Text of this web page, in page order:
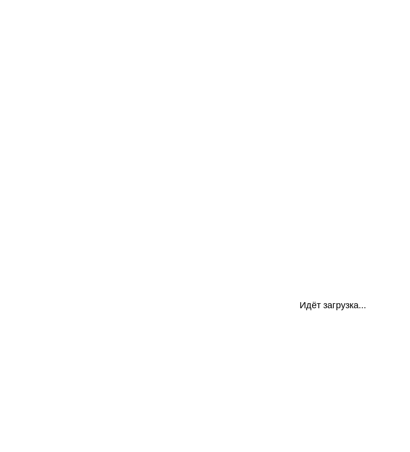
Идёт загрузка...